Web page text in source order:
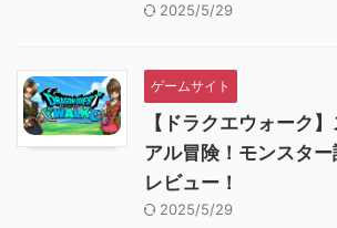
2025/5/29
ゲームサイト
【ドラクエウォーク
アル冒険！モンスタ
レビュー！
2025/5/29